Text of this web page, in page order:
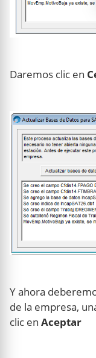
Daremos clic en
Y ahora
de la empresa,
clic en Aceptar